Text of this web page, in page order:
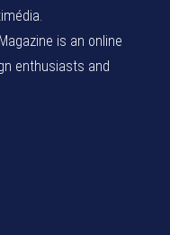
is an online
enthusiasts and